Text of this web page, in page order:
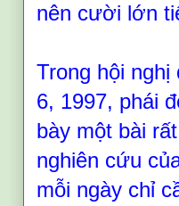
nên cười lớn
Trong hội
6, 1997, phái
bày một bài
nghiên cứu
mỗi ngày chỉ